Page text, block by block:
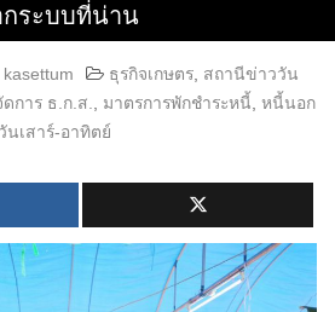
ระบบที่น่าน
kasettum ธุรกิจเกษตร, สถานีข่าววัน
ดการ ธ.ก.ส., มาตรการพักชำระหนี้, หนี้นอก
นเสาร์-อาทิตย์